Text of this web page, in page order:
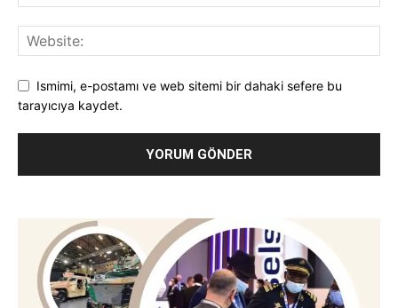
Ismimi, e-postamı ve web sitemi bir dahaki sefere bu
tarayıcıya kaydet.